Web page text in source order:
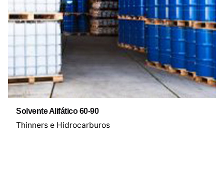
Solvente Alifático 60-90
Thinners e Hidrocarburos